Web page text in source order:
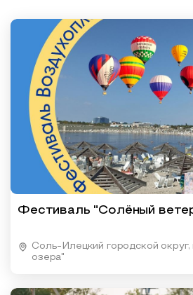
Фестиваль "Солёный
Соль-Илецкий городской
озера"